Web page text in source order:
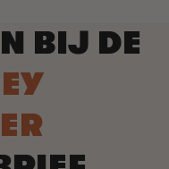
BIJ DE